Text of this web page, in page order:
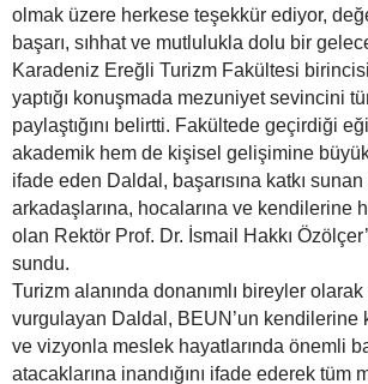
olmak üzere herkese teşekkür ediyor,
başarı, sıhhat ve mutlulukla dolu bir
Karadeniz Ereğli Turizm Fakültesi
yaptığı konuşmada mezuniyet sevincini
paylaştığını belirtti. Fakültede geçirdiği
akademik hem de kişisel gelişimine
ifade eden Daldal, başarısına katkı
arkadaşlarına, hocalarına ve kendilerine
olan Rektör Prof. Dr. İsmail Hakkı
sundu.
Turizm alanında donanımlı bireyler olarak
vurgulayan Daldal, BEUN’un kendilerine
ve vizyonla meslek hayatlarında önemli
atacaklarına inandığını ifade ederek tüm